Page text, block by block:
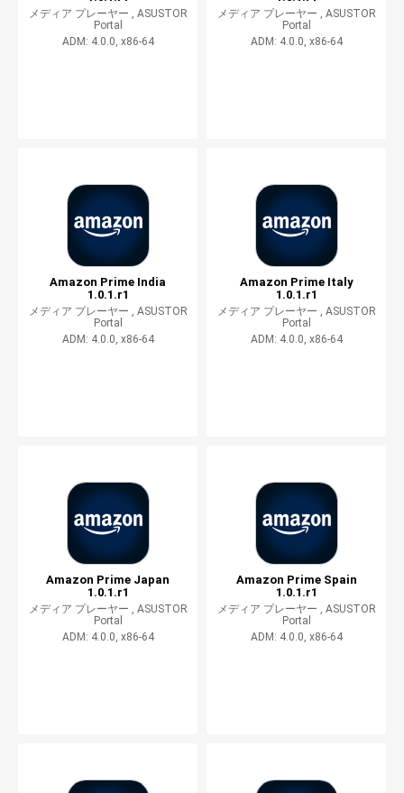
メディア プレーヤー , ASUSTOR
Portal
ADM: 4.0.0, x86-64
メディア プレーヤー , ASUSTOR
Portal
ADM: 4.0.0, x86-64
Amazon Prime India
1.0.1.r1
メディア プレーヤー , ASUSTOR
Portal
ADM: 4.0.0, x86-64
Amazon Prime Italy
1.0.1.r1
メディア プレーヤー , ASUSTOR
Portal
ADM: 4.0.0, x86-64
Amazon Prime Japan
1.0.1.r1
メディア プレーヤー , ASUSTOR
Portal
ADM: 4.0.0, x86-64
Amazon Prime Spain
1.0.1.r1
メディア プレーヤー , ASUSTOR
Portal
ADM: 4.0.0, x86-64